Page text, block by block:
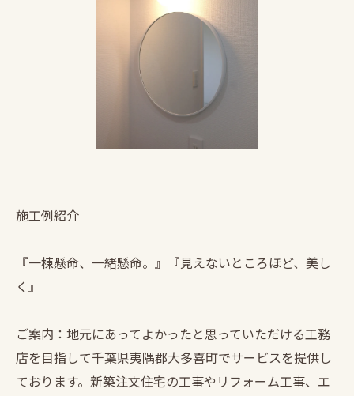
施工例紹介
『一棟懸命、一緒懸命。』『見えないところほど、美し
く』
ご案内：地元にあってよかったと思っていただける工務
店を目指して千葉県夷隅郡大多喜町でサービスを提供し
ております。新築注文住宅の工事やリフォーム工事、エ